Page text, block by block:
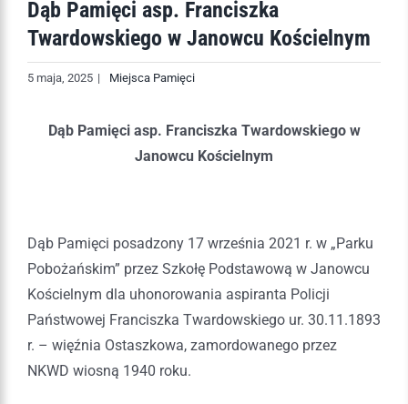
Dąb Pamięci asp. Franciszka
Twardowskiego w Janowcu Kościelnym
5 maja, 2025 | Miejsca Pamięci
Dąb Pamięci asp. Franciszka Twardowskiego w
Janowcu Kościelnym
Dąb Pamięci posadzony 17 września 2021 r. w „Parku
Pobożańskim” przez Szkołę Podstawową w Janowcu
Kościelnym dla uhonorowania aspiranta Policji
Państwowej Franciszka Twardowskiego ur. 30.11.1893
r. – więźnia Ostaszkowa, zamordowanego przez
NKWD wiosną 1940 roku.